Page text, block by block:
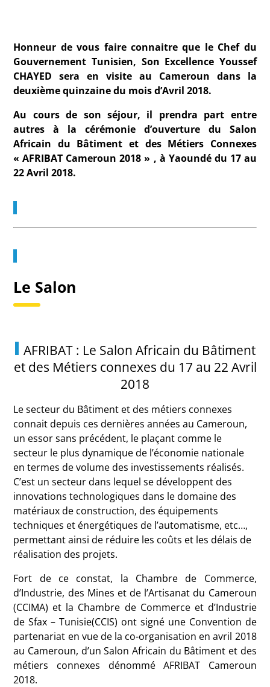
Honneur de vous faire connaitre que le Chef du
Gouvernement Tunisien, Son Excellence Youssef
CHAYED sera en visite au Cameroun dans la
deuxième quinzaine du mois d’Avril 2018.
Au cours de son séjour, il prendra part entre
autres à la cérémonie d’ouverture du Salon
Africain du Bâtiment et des Métiers Connexes
« AFRIBAT Cameroun 2018 » , à Yaoundé du 17 au
22 Avril 2018.
Le Salon
AFRIBAT : Le Salon Africain du Bâtiment
et des Métiers connexes du 17 au 22 Avril
2018
Le secteur du Bâtiment et des métiers connexes
connait depuis ces dernières années au Cameroun,
un essor sans précédent, le plaçant comme le
secteur le plus dynamique de l’économie nationale
en termes de volume des investissements réalisés.
C’est un secteur dans lequel se développent des
innovations technologiques dans le domaine des
matériaux de construction, des équipements
techniques et énergétiques de l’automatisme, etc…,
permettant ainsi de réduire les coûts et les délais de
réalisation des projets.
Fort de ce constat, la Chambre de Commerce,
d’Industrie, des Mines et de l’Artisanat du Cameroun
(CCIMA) et la Chambre de Commerce et d’Industrie
de Sfax – Tunisie(CCIS) ont signé une Convention de
partenariat en vue de la co-organisation en avril 2018
au Cameroun, d’un Salon Africain du Bâtiment et des
métiers connexes dénommé AFRIBAT Cameroun
2018.